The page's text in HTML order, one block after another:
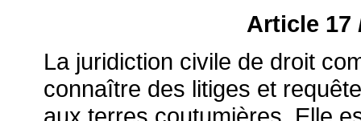
Article 17
La juridiction civile de droit
connaître des litiges et